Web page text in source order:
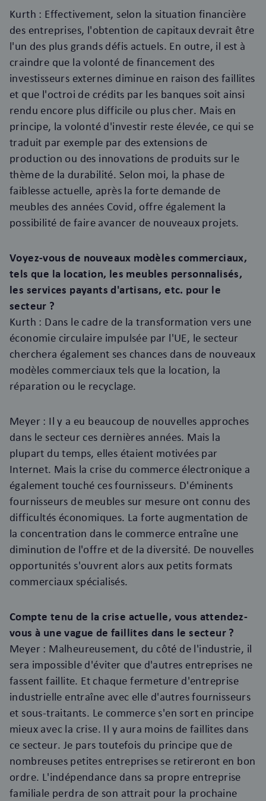
Kurth : Effectivement, selon la situation financière
des entreprises, l'obtention de capitaux devrait être
l'un des plus grands défis actuels. En outre, il est à
craindre que la volonté de financement des
investisseurs externes diminue en raison des faillites
et que l'octroi de crédits par les banques soit ainsi
rendu encore plus difficile ou plus cher. Mais en
principe, la volonté d'investir reste élevée, ce qui se
traduit par exemple par des extensions de
production ou des innovations de produits sur le
thème de la durabilité. Selon moi, la phase de
faiblesse actuelle, après la forte demande de
meubles des années Covid, offre également la
possibilité de faire avancer de nouveaux projets.
Voyez-vous de nouveaux modèles commerciaux,
tels que la location, les meubles personnalisés,
les services payants d'artisans, etc. pour le
secteur ?
Kurth : Dans le cadre de la transformation vers une
économie circulaire impulsée par l'UE, le secteur
cherchera également ses chances dans de nouveaux
modèles commerciaux tels que la location, la
réparation ou le recyclage.
Meyer : Il y a eu beaucoup de nouvelles approches
dans le secteur ces dernières années. Mais la
plupart du temps, elles étaient motivées par
Internet. Mais la crise du commerce électronique a
également touché ces fournisseurs. D'éminents
fournisseurs de meubles sur mesure ont connu des
difficultés économiques. La forte augmentation de
la concentration dans le commerce entraîne une
diminution de l'offre et de la diversité. De nouvelles
opportunités s'ouvrent alors aux petits formats
commerciaux spécialisés.
Compte tenu de la crise actuelle, vous attendez-
vous à une vague de faillites dans le secteur ?
Meyer : Malheureusement, du côté de l'industrie, il
sera impossible d'éviter que d'autres entreprises ne
fassent faillite. Et chaque fermeture d'entreprise
industrielle entraîne avec elle d'autres fournisseurs
et sous-traitants. Le commerce s'en sort en principe
mieux avec la crise. Il y aura moins de faillites dans
ce secteur. Je pars toutefois du principe que de
nombreuses petites entreprises se retireront en bon
ordre. L'indépendance dans sa propre entreprise
familiale perdra de son attrait pour la prochaine